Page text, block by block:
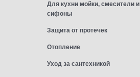
Для кухни мойки, смесители и
сифоны
Защита от протечек
Отопление
Уход за сантехникой